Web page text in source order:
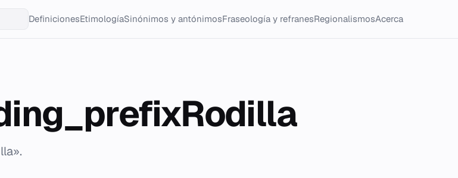
DefinicionesEtimologíaSinónimos y antónimosFraseología y refranesRegionalismosAcerca